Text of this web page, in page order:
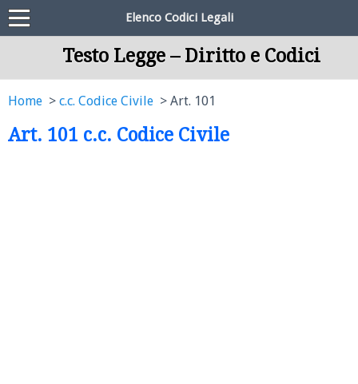
Elenco Codici Legali
Testo Legge – Diritto e Codici
Home c.c. Codice Civile Art. 101
Art. 101 c.c. Codice Civile